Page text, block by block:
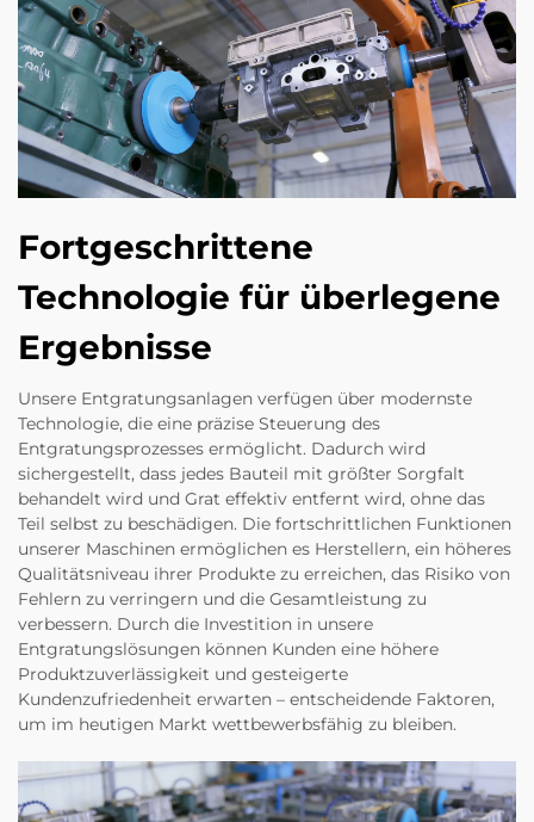
Fortgeschrittene
Technologie für überlegene
Ergebnisse
Unsere Entgratungsanlagen verfügen über modernste
Technologie, die eine präzise Steuerung des
Entgratungsprozesses ermöglicht. Dadurch wird
sichergestellt, dass jedes Bauteil mit größter Sorgfalt
behandelt wird und Grat effektiv entfernt wird, ohne das
Teil selbst zu beschädigen. Die fortschrittlichen Funktionen
unserer Maschinen ermöglichen es Herstellern, ein höheres
Qualitätsniveau ihrer Produkte zu erreichen, das Risiko von
Fehlern zu verringern und die Gesamtleistung zu
verbessern. Durch die Investition in unsere
Entgratungslösungen können Kunden eine höhere
Produktzuverlässigkeit und gesteigerte
Kundenzufriedenheit erwarten – entscheidende Faktoren,
um im heutigen Markt wettbewerbsfähig zu bleiben.